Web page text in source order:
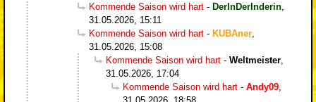
Kommende Saison wird hart - DerInDerInderin
31.05.2026, 15:11
Kommende Saison wird hart - KUBAner
31.05.2026, 15:08
Kommende Saison wird hart - Weltmeister
31.05.2026, 17:04
Kommende Saison wird hart - Andy09